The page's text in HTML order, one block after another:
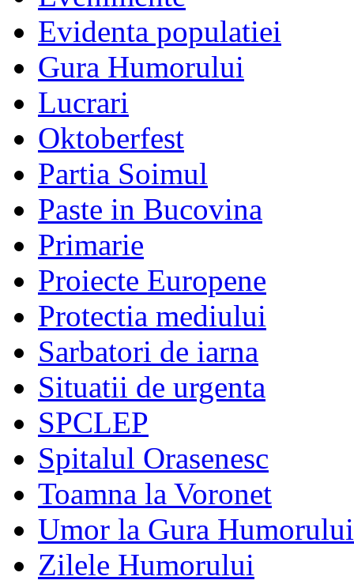
Evidenta populatiei
Gura Humorului
Lucrari
Oktoberfest
Partia Soimul
Paste in Bucovina
Primarie
Proiecte Europene
Protectia mediului
Sarbatori de iarna
Situatii de urgenta
SPCLEP
Spitalul Orasenesc
Toamna la Voronet
Umor la Gura Humorului
Zilele Humorului